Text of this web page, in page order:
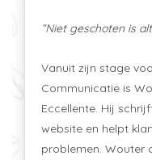
“Niet geschoten is
Vanuit zijn stage
Communicatie is
Eccellente. Hij
website en helpt
problemen. Wouter